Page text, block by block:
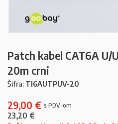
Patch kabel CAT6A U/
20m crni
Šifra: TI6AUTPUV-20
29,00 €
23,20 €